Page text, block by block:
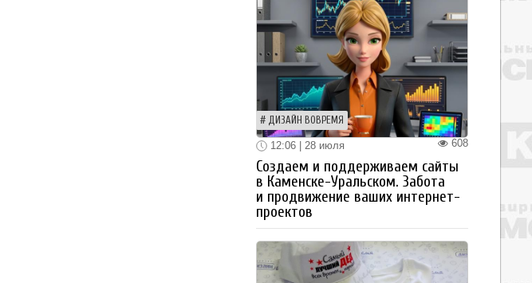
ДИЗАЙН ВОВРЕМЯ
608
12:06 | 28 июля
Создаем и поддерживаем сайты
в Каменске-Уральском. Забота
и продвижение ваших интернет-
проектов